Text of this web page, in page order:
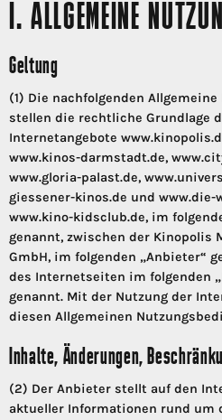
I. ALLGEMEINE
Geltung
(1) Die nachfolgenden
stellen die rechtliche Grundlage
Internetangebote
www.kinos-darmstadt.de,
www.gloria-palast.de,
giessener-kinos.de und www.die-
www.kino-kidsclub.de, im
genannt, zwischen der Kinopolis
GmbH, im folgenden „Anbieter“
des Internetseiten im folgenden
genannt. Mit der Nutzung der
diesen Allgemeinen
Inhalte, Änderungen,
(2) Der Anbieter stellt auf den
aktueller Informationen rund um